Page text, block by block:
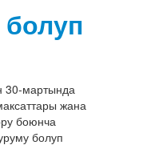
мартында
жана
боюнча
болуп